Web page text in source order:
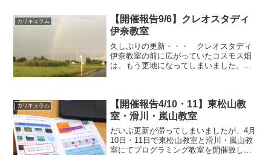
カリキュラム
【開催報告9/6】クレオスタディ
伊奈教室
久しぶりの更新・・・ クレオスタディ
伊奈教室の前に広がっていたコスモス畑
は、もう更地になってしまいました。ま
生『先生、8月休みなかっ...
カリキュラム
【開催報告4/10・11】東松山教
室・滑川・嵐山教室
だいぶ更新が滞ってしまいましたが、4月
10日・11日で東松山教室と滑川・嵐山教
室にてプログラミング教室を開催致しま